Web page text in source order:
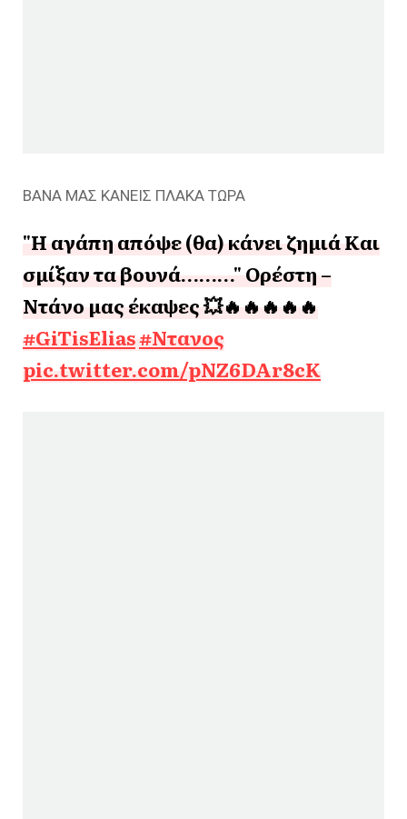
ΒΑΝΑ ΜΑΣ ΚΑΝΕΙΣ ΠΛΑΚΑ ΤΩΡΑ
"Η αγάπη απόψε (θα) κάνει ζημιά Και
σμίξαν τα βουνά………" Ορέστη –
Ντάνο μας έκαψες 💥🔥🔥🔥🔥🔥
#GiTisElias#Ντανος
pic.twitter.com/pNZ6DAr8cK